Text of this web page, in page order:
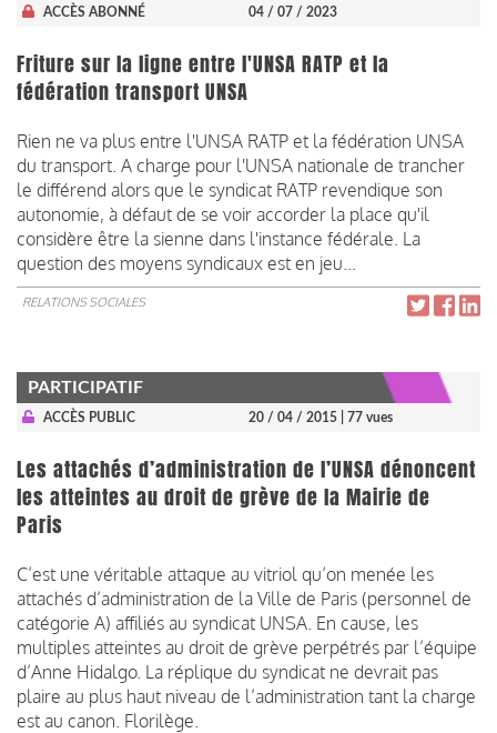
ACCÈS ABONNÉ 04 / 07 / 2023
Friture sur la ligne entre l'UNSA RATP et la
fédération transport UNSA
Rien ne va plus entre l'UNSA RATP et la fédération UNSA
du transport. A charge pour l'UNSA nationale de trancher
le différend alors que le syndicat RATP revendique son
autonomie, à défaut de se voir accorder la place qu'il
considère être la sienne dans l'instance fédérale. La
question des moyens syndicaux est en jeu...
RELATIONS SOCIALES
PARTICIPATIF
ACCÈS PUBLIC 20 / 04 / 2015 | 77 vues
Les attachés d’administration de l’UNSA dénoncent
les atteintes au droit de grève de la Mairie de
Paris
C’est une véritable attaque au vitriol qu’on menée les
attachés d’administration de la Ville de Paris (personnel de
catégorie A) affiliés au syndicat UNSA. En cause, les
multiples atteintes au droit de grève perpétrés par l’équipe
d’Anne Hidalgo. La réplique du syndicat ne devrait pas
plaire au plus haut niveau de l’administration tant la charge
est au canon. Florilège.